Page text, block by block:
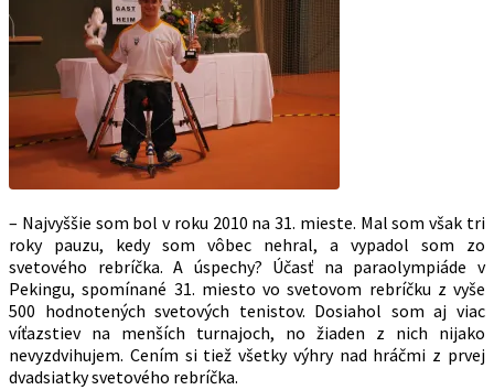
– Najvyššie som bol v roku 2010 na 31. mieste. Mal som však tri
roky pauzu, kedy som vôbec nehral, a vypadol som zo
svetového rebríčka. A úspechy? Účasť na paraolympiáde v
Pekingu, spomínané 31. miesto vo svetovom rebríčku z vyše
500 hodnotených svetových tenistov. Dosiahol som aj viac
víťazstiev na menších turnajoch, no žiaden z nich nijako
nevyzdvihujem. Cením si tiež všetky výhry nad hráčmi z prvej
dvadsiatky svetového rebríčka.